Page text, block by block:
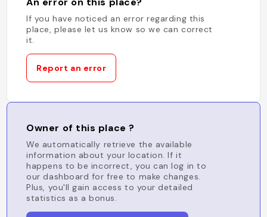
If you have noticed an error regarding this
place, please let us know so we can correct
it.
Report an error
Owner of this place ?
We automatically retrieve the available
information about your location. If it
happens to be incorrect, you can log in to
our dashboard for free to make changes.
Plus, you'll gain access to your detailed
statistics as a bonus.